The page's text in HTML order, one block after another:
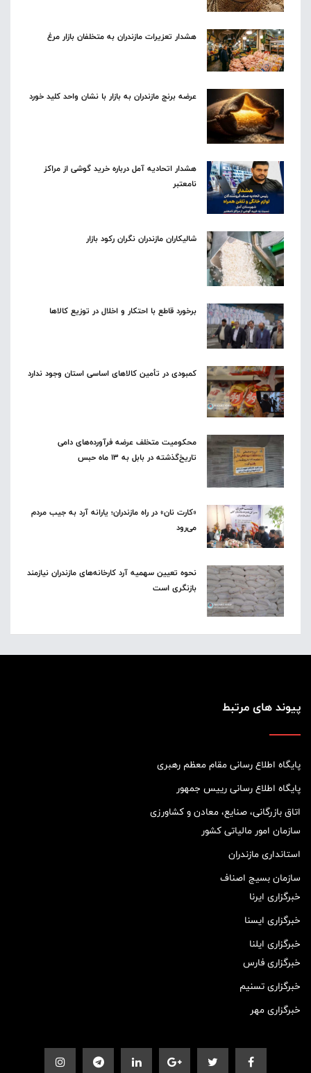
هشدار تعزیرات مازندران به متخلفان بازار مرغ
عرضه برنج مازندران به بازار با نشان واحد کلید خورد
هشدار اتحادیه آمل درباره خرید گوشی از مراکز
نامعتبر
شالیکاران مازندران نگران رکود بازار
برخورد قاطع با احتکار و اخلال در توزیع کالاها
کمبودی در تأمین کالاهای اساسی استان وجود ندارد
محکومیت متخلف عرضه فرآورده‌های دامی
تاریخ‌گذشته در بابل به ۱۳ ماه حبس
«کارت نان» در راه مازندران؛ یارانه آرد به جیب مردم
می‌رود
نحوه تعیین سهمیه آرد کارخانه‌های مازندران نیازمند
بازنگری است
پیوند های مرتبط
پایگاه اطلاع رسانی مقام معظم رهبری
پایگاه اطلاع رسانی رییس جمهور
اتاق بازرگانی، صنایع، معادن و کشاورزی
سازمان امور مالیاتی کشور
استانداری مازندران
سازمان بسیج اصناف
خبرگزاری ایرنا
خبرگزاری ایسنا
خبرگزاری ایلنا
خبرگزاری فارس
خبرگزاری تسنیم
خبرگزاری مهر